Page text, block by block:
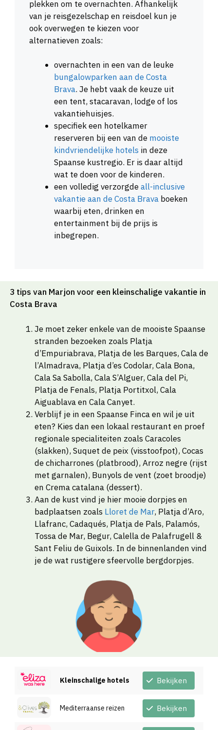
plekken om te overnachten. Afhankelijk
van je reisgezelschap en reisdoel kun je
ook overwegen te kiezen voor
alternatieven zoals:
overnachten in een van de leuke
bungalowparken aan de Costa
Brava. Je hebt vaak de keuze uit
een tent, stacaravan, lodge of los
vakantiehuisjes.
specifiek een hotelkamer
reserveren bij een van de mooiste
kindvriendelijke hotels in deze
Spaanse kustregio. Er is daar altijd
wat te doen voor de kinderen.
een volledig verzorgdeall-inclusive
vakantie aan de Costa Brava boeken
waarbij eten, drinken en
entertainment bij de prijs is
inbegrepen.
3 tips van Marjon voor een kleinschalige vakantie in
Costa Brava
Je moet zeker enkele van de mooiste Spaanse
stranden bezoeken zoals Platja
d’Empuriabrava, Platja de les Barques, Cala de
l’Almadrava, Platja d’es Codolar, Cala Bona,
Cala Sa Sabolla, Cala S’Alguer, Cala del Pi,
Platja de Fenals, Platja Portitxol, Cala
Aiguablava en Cala Canyet.
Verblijf je in een Spaanse Finca en wil je uit
eten? Kies dan een lokaal restaurant en proef
regionale specialiteiten zoals Caracoles
(slakken), Suquet de peix (visstoofpot), Cocas
de chicharrones (platbrood), Arroz negre (rijst
met garnalen), Bunyols de vent (zoet broodje)
en Crema catalana (dessert).
Aan de kust vind je hier mooie dorpjes en
badplaatsen zoals Lloret de Mar, Platja d’Aro,
Llafranc, Cadaqués, Platja de Pals, Palamós,
Tossa de Mar, Begur, Calella de Palafrugell &
Sant Feliu de Guixols. In de binnenlanden vind
je de wat rustigere sfeervolle bergdorpjes.
Kleinschalige hotels Bekijken
Mediterraanse reizen Bekijken